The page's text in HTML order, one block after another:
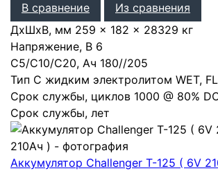
В сравнение
Из сравнения
ДхШхВ, мм 259 × 182 × 28329 кг
Напряжение, В 6
С5/С10/С20, Ач 180//205
Тип С жидким электролитом WET,
Срок службы, циклов 1000 @ 80%
Срок службы, лет
Аккумулятор Challenger T-125 ( 6V